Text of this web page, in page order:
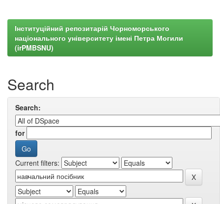
Інституційний репозитарій Чорноморського
національного університету імені Петра Могили
(irPMBSNU)
Search
Search:
for
Current filters: